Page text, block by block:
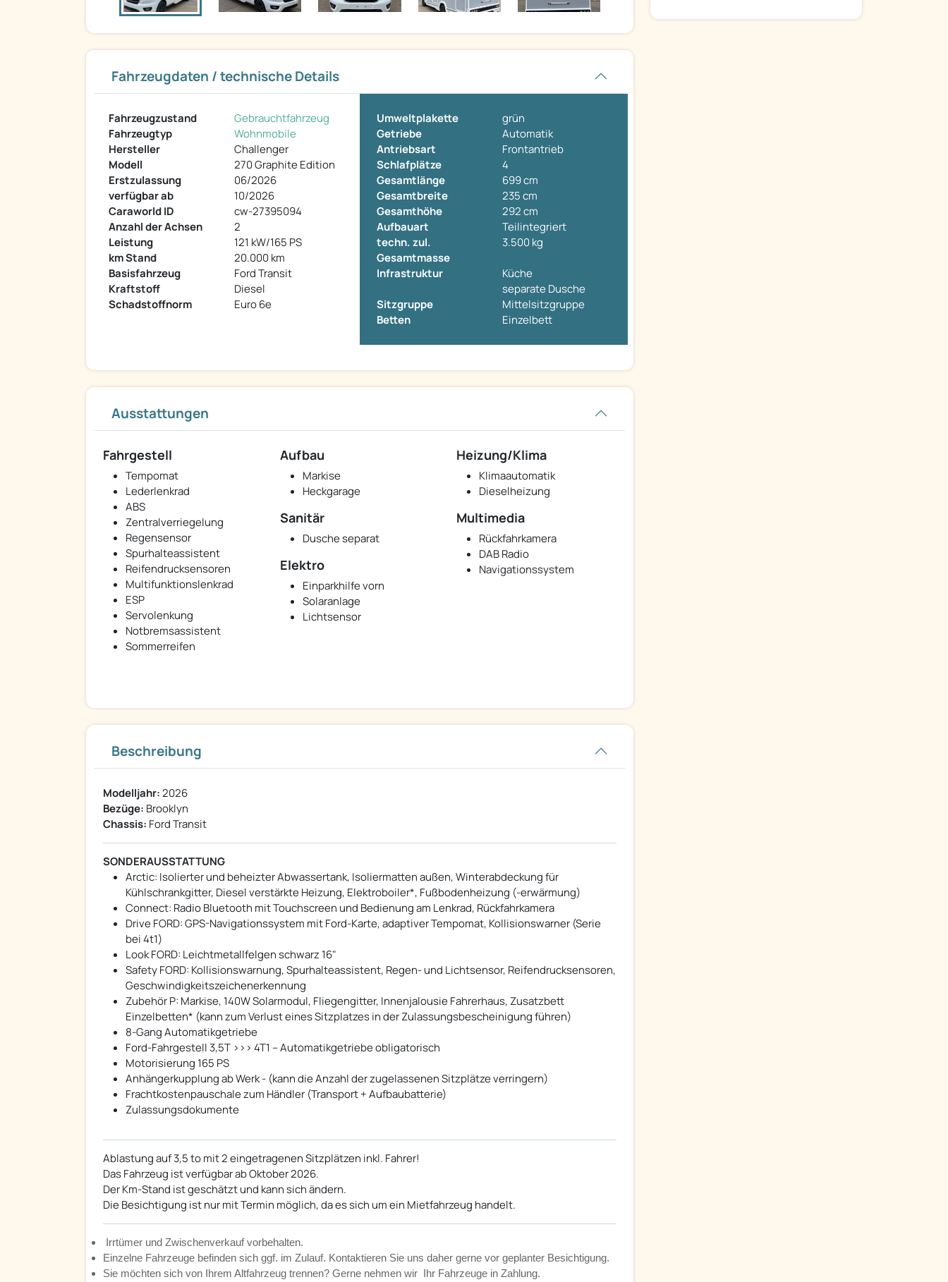
Fahrzeugdaten / technische Details
Fahrzeugzustand
Gebrauchtfahrzeug
Fahrzeugtyp
Wohnmobile
Hersteller
Challenger
Modell
270 Graphite Edition
Erstzulassung
06/2026
verfügbar ab
10/2026
Caraworld ID
cw-27395094
Anzahl der Achsen
2
Leistung
121 kW/165 PS
km Stand
20.000 km
Basisfahrzeug
Ford Transit
Kraftstoff
Diesel
Schadstoffnorm
Euro 6e
Umweltplakette
grün
Getriebe
Automatik
Antriebsart
Frontantrieb
Schlafplätze
4
Gesamtlänge
699 cm
Gesamtbreite
235 cm
Gesamthöhe
292 cm
Aufbauart
Teilintegriert
techn. zul.
Gesamtmasse
3.500 kg
Infrastruktur
Küche
separate Dusche
Sitzgruppe
Mittelsitzgruppe
Betten
Einzelbett
Ausstattungen
Fahrgestell
Tempomat
Lederlenkrad
ABS
Zentralverriegelung
Regensensor
Spurhalteassistent
Reifendrucksensoren
Multifunktionslenkrad
ESP
Servolenkung
Notbremsassistent
Sommerreifen
Aufbau
Markise
Heckgarage
Heizung/Klima
Klimaautomatik
Dieselheizung
Sanitär
Dusche separat
Multimedia
Rückfahrkamera
DAB Radio
Navigationssystem
Elektro
Einparkhilfe vorn
Solaranlage
Lichtsensor
Beschreibung
Modelljahr:2026
Bezüge: Brooklyn
Chassis: Ford Transit
SONDERAUSSTATTUNG
Arctic: Isolierter und beheizter Abwassertank, Isoliermatten außen, Winterabdeckung für
Kühlschrankgitter, Diesel verstärkte Heizung, Elektroboiler*, Fußbodenheizung (-erwärmung)
Connect: Radio Bluetooth mit Touchscreen und Bedienung am Lenkrad, Rückfahrkamera
Drive FORD: GPS-Navigationssystem mit Ford-Karte, adaptiver Tempomat, Kollisionswarner (Serie
bei 4t1)
Look FORD: Leichtmetallfelgen schwarz 16"
Safety FORD: Kollisionswarnung, Spurhalteassistent, Regen- und Lichtsensor, Reifendrucksensoren,
Geschwindigkeitszeichenerkennung
Zubehör P: Markise, 140W Solarmodul, Fliegengitter, Innenjalousie Fahrerhaus, Zusatzbett
Einzelbetten* (kann zum Verlust eines Sitzplatzes in der Zulassungsbescheinigung führen)
8-Gang Automatikgetriebe
Ford-Fahrgestell 3,5T >>> 4T1 – Automatikgetriebe obligatorisch
Motorisierung 165 PS
Anhängerkupplung ab Werk - (kann die Anzahl der zugelassenen Sitzplätze verringern)
Frachtkostenpauschale zum Händler (Transport + Aufbaubatterie)
Zulassungsdokumente
Ablastung auf 3,5 to mit 2 eingetragenen Sitzplätzen inkl. Fahrer!
Das Fahrzeug ist verfügbar ab Oktober 2026.
Der Km-Stand ist geschätzt und kann sich ändern.
Die Besichtigung ist nur mit Termin möglich, da es sich um ein Mietfahrzeug handelt.
Irrtümer und Zwischenverkauf vorbehalten.
Einzelne Fahrzeuge befinden sich ggf. im Zulauf. Kontaktieren Sie uns daher gerne vor geplanter Besichtigung.
Sie möchten sich von Ihrem Altfahrzeug trennen? Gerne nehmen wir Ihr Fahrzeuge in Zahlung.